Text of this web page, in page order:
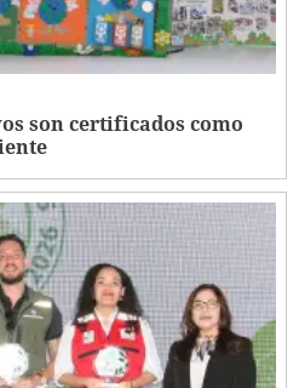
son certificados como